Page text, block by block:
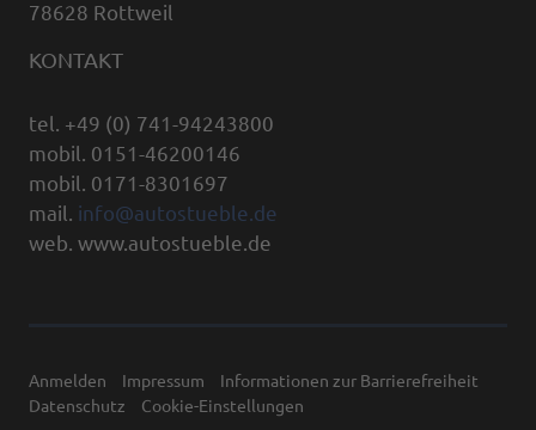
78628 Rottweil
KONTAKT
tel. +49 (0) 741-94243800
mobil. 0151-46200146
mobil. 0171-8301697
mail. info@autostueble.de
web. www.autostueble.de
Anmelden Impressum
Informationen zur Barrierefreiheit
Datenschutz
Cookie-Einstellungen